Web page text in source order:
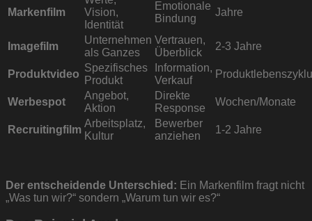
Markenfilm
Vision,
Identität
Emotionale
Bindung
Jahre
Imagefilm
Unternehmen
als Ganzes
Vertrauen,
Überblick
2-3 Jahre
Produktvideo
Spezifisches
Produkt
Information,
Verkauf
Werbespot
Angebot,
Aktion
Direkte
Response
Wochen/Monate
Recruitingfilm
Arbeitsplatz,
Kultur
Bewerber
anziehen
1-2 Jahre
Der entscheidende Unterschied: Ein Markenfilm fragt nicht
„Was tun wir?“ sondern „Warum tun wir es?“